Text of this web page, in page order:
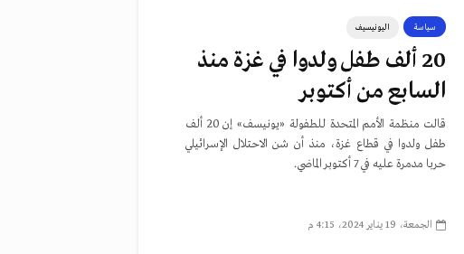
سياسة اليونيسيف
20 ألف طفل ولدوا في غزة منذ
السابع من أكتوبر
قالت منظمة الأمم المتحدة للطفولة «يونيسف» إن 20 ألف
طفل ولدوا في قطاع غزة، منذ أن شن الاحتلال الإسرائيلي
حربا مدمرة عليه في 7 أكتوبر الماضي.
الجمعة، 19 يناير 2024، 4:15 م